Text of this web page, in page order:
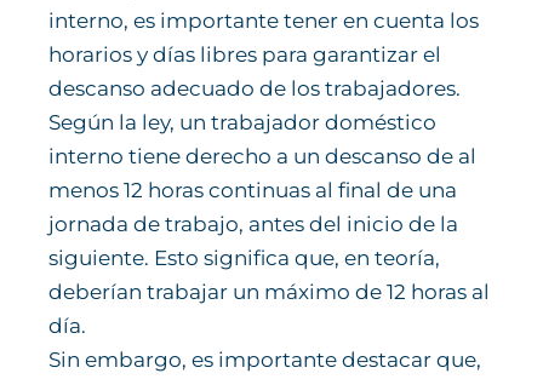
interno, es importante tener en cuenta los
horarios y días libres para garantizar el
descanso adecuado de los trabajadores.
Según la ley, un trabajador doméstico
interno tiene derecho a un descanso de al
menos 12 horas continuas al final de una
jornada de trabajo, antes del inicio de la
siguiente. Esto significa que, en teoría,
deberían trabajar un máximo de 12 horas al
día.
Sin embargo, es importante destacar que,